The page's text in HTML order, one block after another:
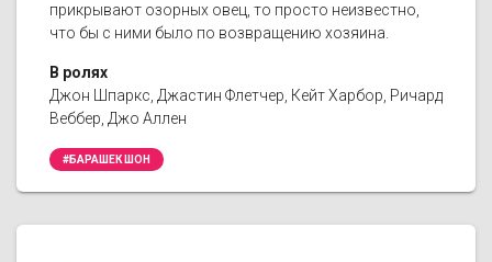
прикрывают озорных овец, то просто неизвестно,
что бы с ними было по возвращению хозяина.
В ролях
Джон Шпаркс, Джастин Флетчер, Кейт Харбор, Ричард
Веббер, Джо Аллен
#БАРАШЕК ШОН